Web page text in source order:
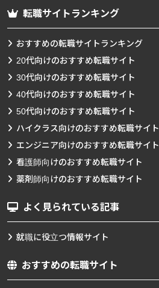
転職サイトランキング
おすすめの転職サイトランキング
20代向けのおすすめ転職サイト
30代向けのおすすめ転職サイト
40代向けのおすすめ転職サイト
50代向けのおすすめ転職サイト
ハイクラス向けのおすすめ転職サイト
エンジニア向けのおすすめ転職サイト
看護師向けのおすすめ転職サイト
薬剤師向けのおすすめ転職サイト
よく見られている記事
就職に役立つ情報サイト
おすすめの転職サイト